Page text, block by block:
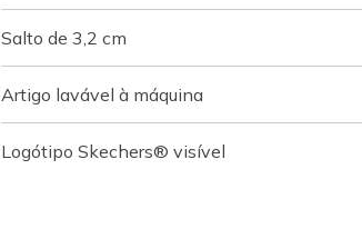
Salto de 3,2 cm
Artigo lavável à máquina
Logótipo Skechers® visível